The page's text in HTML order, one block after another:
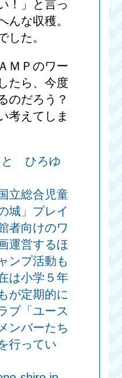
！」と言っ
んな収穫。
した。
ＭＰのワー
たら、今度
のだろう？
考えてしま
ひろゆ
立総合児童
城」プレイ
者向けのワ
運営するほ
ンプ活動も
は小学５年
が定期的に
ブ「ユース
ンバーたち
行ってい